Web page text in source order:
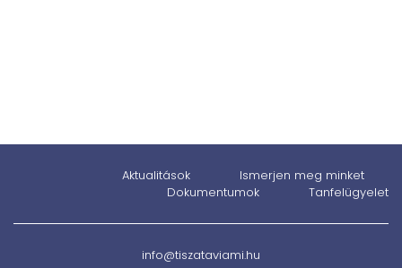
Aktualitások
Ismerjen meg minket
Dokumentumok
Tanfelügyelet
info@tiszataviami.hu